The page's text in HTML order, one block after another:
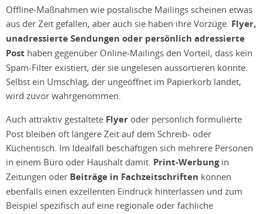
Offline-Maßnahmen wie postalische Mailings scheinen etwas
aus der Zeit gefallen, aber auch sie haben ihre Vorzüge. Flyer,
unadressierte Sendungen oder persönlich adressierte
Post haben gegenüber Online-Mailings den Vorteil, dass kein
Spam-Filter existiert, der sie ungelesen aussortieren könnte.
Selbst ein Umschlag, der ungeöffnet im Papierkorb landet,
wird zuvor wahrgenommen.
Auch attraktiv gestaltete Flyer oder persönlich formulierte
Post bleiben oft längere Zeit auf dem Schreib- oder
Küchentisch. Im Idealfall beschäftigen sich mehrere Personen
in einem Büro oder Haushalt damit. Print-Werbungin
Zeitungen oder Beiträge in Fachzeitschriften können
ebenfalls einen exzellenten Eindruck hinterlassen und zum
Beispiel spezifisch auf eine regionale oder fachliche